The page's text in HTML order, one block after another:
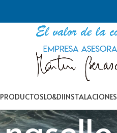
PRODUCTOSLO&DIINSTALACIONES